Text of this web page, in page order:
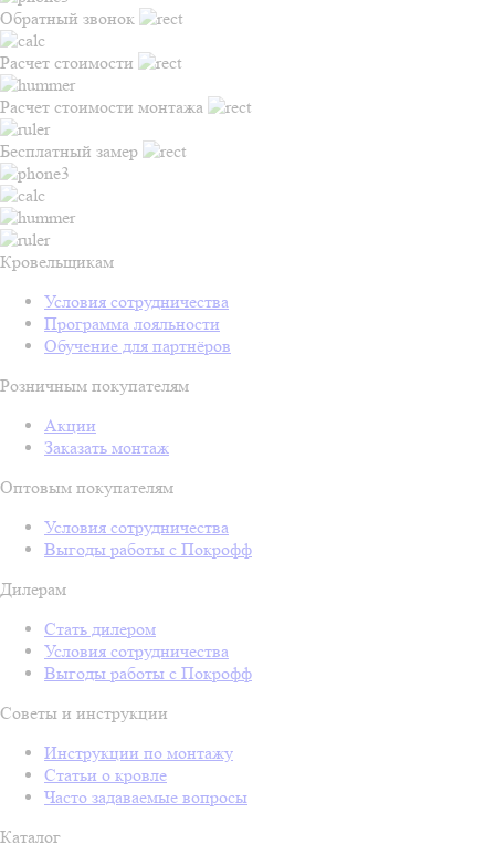
Обратный звонок
Расчет стоимости
Расчет стоимости монтажа
Бесплатный замер
Кровельщикам
Условия сотрудничества
Программа лояльности
Обучение для партнёров
Розничным покупателям
Акции
Заказать монтаж
Оптовым покупателям
Условия сотрудничества
Выгоды работы с Покрофф
Дилерам
Стать дилером
Условия сотрудничества
Выгоды работы с Покрофф
Советы и инструкции
Инструкции по монтажу
Статьи о кровле
Часто задаваемые вопросы
Каталог